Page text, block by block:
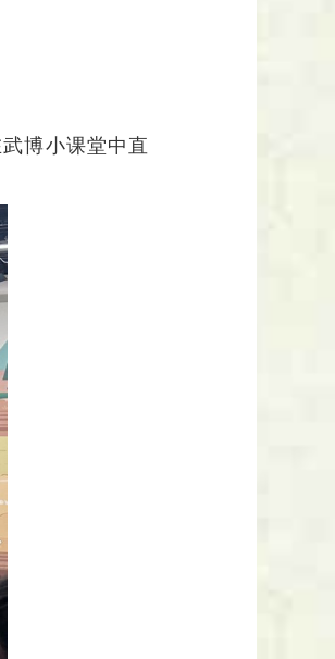
博小课堂中直